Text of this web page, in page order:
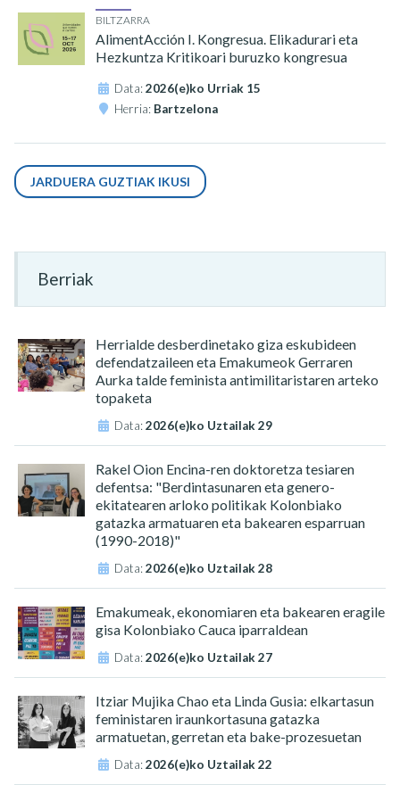
BILTZARRA
AlimentAcción I. Kongresua. Elikadurari eta
Hezkuntza Kritikoari buruzko kongresua
Data:2026(e)ko Urriak 15
Herria: Bartzelona
JARDUERA GUZTIAK IKUSI
Berriak
Herrialde desberdinetako giza eskubideen
defendatzaileen eta Emakumeok Gerraren
Aurka talde feminista antimilitaristaren arteko
topaketa
Data:2026(e)ko Uztailak 29
Rakel Oion Encina-ren doktoretza tesiaren
defentsa: "Berdintasunaren eta genero-
ekitatearen arloko politikak Kolonbiako
gatazka armatuaren eta bakearen esparruan
(1990-2018)"
Data:2026(e)ko Uztailak 28
Emakumeak, ekonomiaren eta bakearen eragile
gisa Kolonbiako Cauca iparraldean
Data:2026(e)ko Uztailak 27
Itziar Mujika Chao eta Linda Gusia: elkartasun
feministaren iraunkortasuna gatazka
armatuetan, gerretan eta bake-prozesuetan
Data:2026(e)ko Uztailak 22